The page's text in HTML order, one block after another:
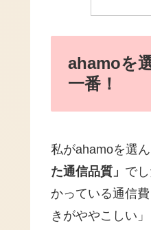
ahamoを
一番！
私がahamoを選
た通信品質」 で
かっている通信
きがややこしい